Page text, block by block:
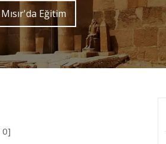
Mısır'da Eğitim
0]